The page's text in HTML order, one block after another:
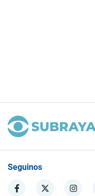
Seguinos